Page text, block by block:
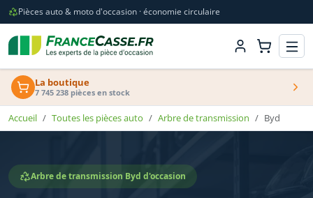
Pièces auto & moto d'occasion · économie circulaire
La boutique
7 745 238 pièces en stock
Accueil Toutes les pièces auto Arbre de transmission Byd
Arbre de transmission Byd d'occasion